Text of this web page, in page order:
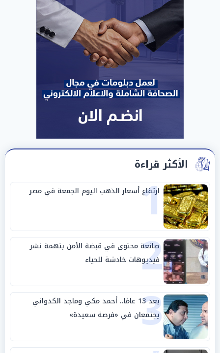
الأكثر قراءة
1
ارتفاع أسعار الذهب اليوم الجمعة في مصر
2
صانعة محتوى في قبضة الأمن بتهمة نشر
فيديوهات خادشة للحياء
3 بعد 13 عامًا.. أحمد مكي وماجد الكدواني
يجتمعان في «فرصة سعيدة»